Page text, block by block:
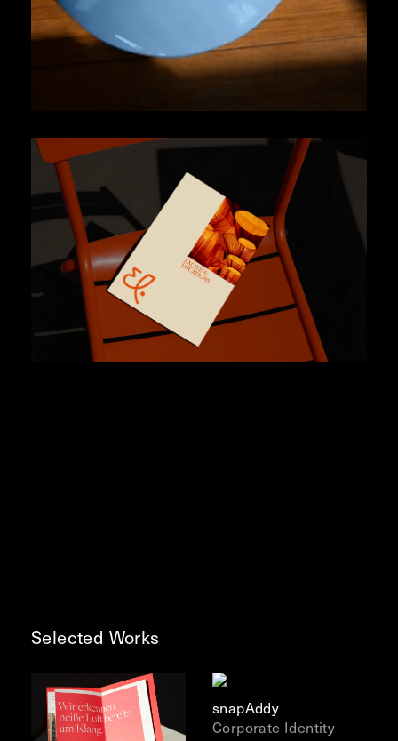
Selected Works
snapAddy
Corporate Identity